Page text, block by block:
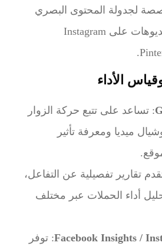
لجدولة المحتوى البصري
مثل الصور والفيديوهات على Instagram
: تساعد على تتبع حركة الزوار
ميديا ومعرفة تأثير
تقارير تفصيلية عن التفاعل،
أداء الحملات عبر مختلف
Facebook Insights /: توفر